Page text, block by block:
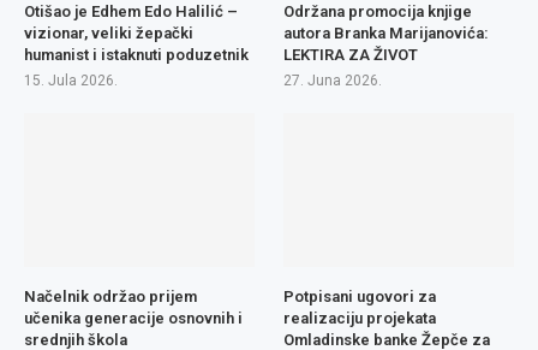
Otišao je Edhem Edo Halilić –
vizionar, veliki žepački
humanist i istaknuti poduzetnik
15. Jula 2026.
Održana promocija knjige
autora Branka Marijanovića:
LEKTIRA ZA ŽIVOT
27. Juna 2026.
Načelnik održao prijem
učenika generacije osnovnih i
srednjih škola
Potpisani ugovori za
realizaciju projekata
Omladinske banke Žepče za